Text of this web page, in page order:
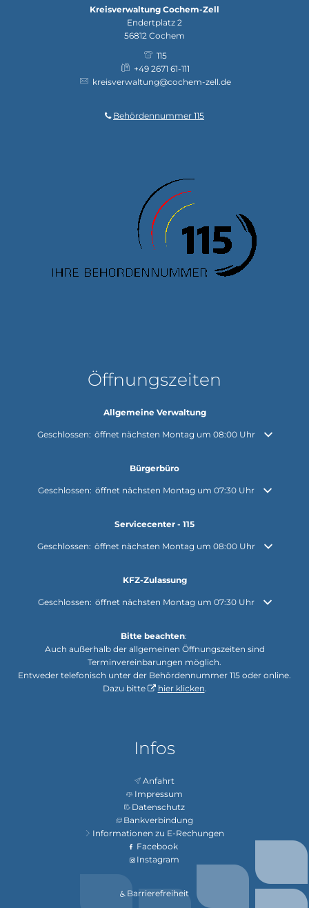
Kreisverwaltung Cochem-Zell
Endertplatz 2
56812 Cochem
115
+49 2671 61-111
kreisverwaltung@cochem-zell.de
Behördennummer 115
Öffnungszeiten
Allgemeine Verwaltung
Klicken, um weitere Öffnungs- oder Schließzeiten auszublenden
Geschlossen: öffnet nächsten Montag um 08:00 Uhr
Bürgerbüro
Klicken, um weitere Öffnungs- oder Schließzeiten auszublenden
Geschlossen: öffnet nächsten Montag um 07:30 Uhr
Servicecenter - 115
Klicken, um weitere Öffnungs- oder Schließzeiten auszublenden
Geschlossen: öffnet nächsten Montag um 08:00 Uhr
KFZ-Zulassung
Klicken, um weitere Öffnungs- oder Schließzeiten auszublenden
Geschlossen: öffnet nächsten Montag um 07:30 Uhr
Bitte beachten:
Auch außerhalb der allgemeinen Öffnungszeiten sind
Terminvereinbarungen möglich.
Entweder telefonisch unter der Behördennummer 115 oder online.
Dazu bitte
hier klicken.
Infos
Anfahrt
Impressum
Datenschutz
Bankverbindung
Informationen zu E-Rechungen
Facebook
Instagram
Barrierefreiheit